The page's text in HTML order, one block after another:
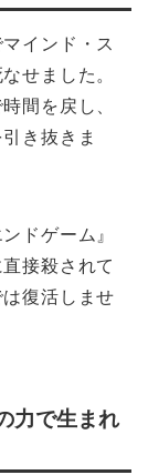
インド・ス
せました。
間を戻し、
き抜きま
ドゲーム』
接殺されて
復活しませ
力で生まれ